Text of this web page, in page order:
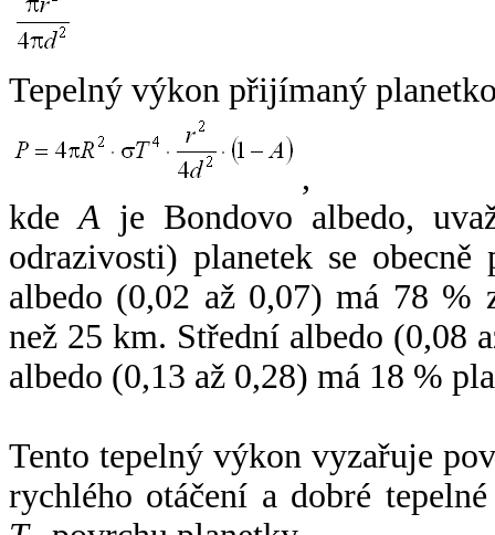
Tepelný výkon přijímaný
,
kdeA je Bondovo albedo,
odrazivosti) planetek se
albedo (0,02 až 0,07) má 78 %
než 25 km. Střední albedo (0,08
albedo (0,13 až 0,28) má 18 %
Tento tepelný výkon vyzařuje
rychlého otáčení a dobré